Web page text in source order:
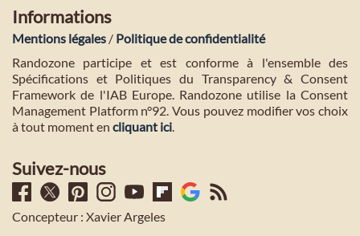
Informations
Mentions légales / Politique de confidentialité
Randozone participe et est conforme à l'ensemble des
Spécifications et Politiques du Transparency & Consent
Framework de l'IAB Europe. Randozone utilise la Consent
Management Platform n°92. Vous pouvez modifier vos choix
à tout moment en cliquant ici.
Suivez-nous
Concepteur : Xavier Argeles